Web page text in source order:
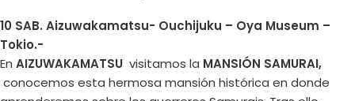
10 SAB. Aizuwakamatsu- Ouchijuku – Oya Museum –
Tokio.-
En AIZUWAKAMATSU visitamos la MANSIÓN SAMURAI,
conocemos esta hermosa mansión histórica en donde